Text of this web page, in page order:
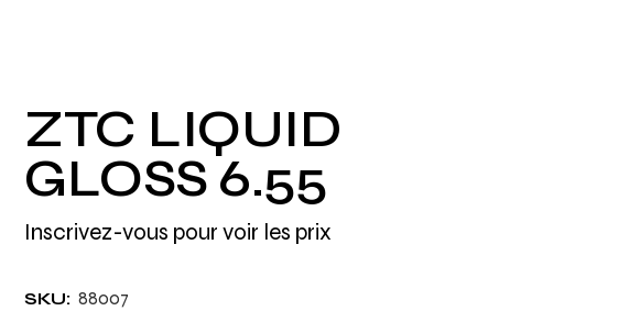
ZTC LIQUID
GLOSS 6.55
Inscrivez-vous pour voir les prix
SKU: 88007